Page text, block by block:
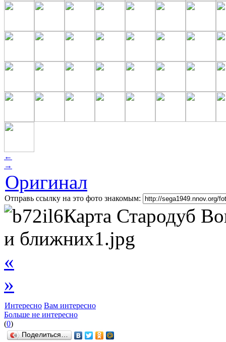
←
→
Оригинал
Отправь ссылку на это фото знакомым:
«
»
Интересно Вам интересно
Больше не интересно
(0)
Поделиться…